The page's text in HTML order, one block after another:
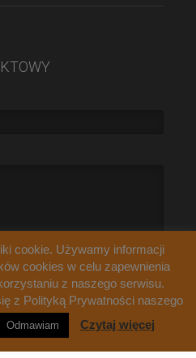
cookie. Używamy informacji
cookies w celu zapewnienia
z naszego serwisu.
z Polityką Prywatności naszego
Odmawiam Czytaj więcej